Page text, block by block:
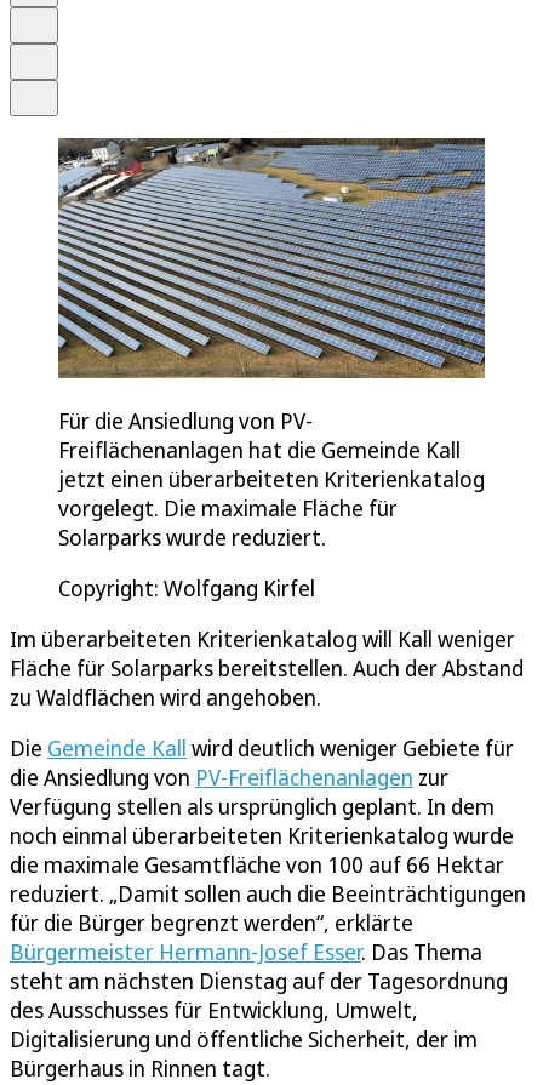
Für die Ansiedlung von PV-
Freiflächenanlagen hat die Gemeinde Kall
jetzt einen überarbeiteten Kriterienkatalog
vorgelegt. Die maximale Fläche für
Solarparks wurde reduziert.
Copyright: Wolfgang Kirfel
Im überarbeiteten Kriterienkatalog will Kall weniger
Fläche für Solarparks bereitstellen. Auch der Abstand
zu Waldflächen wird angehoben.
Die Gemeinde Kall wird deutlich weniger Gebiete für
die Ansiedlung von PV-Freiflächenanlagen zur
Verfügung stellen als ursprünglich geplant. In dem
noch einmal überarbeiteten Kriterienkatalog wurde
die maximale Gesamtfläche von 100 auf 66 Hektar
reduziert. „Damit sollen auch die Beeinträchtigungen
für die Bürger begrenzt werden“, erklärte
Bürgermeister Hermann-Josef Esser. Das Thema
steht am nächsten Dienstag auf der Tagesordnung
des Ausschusses für Entwicklung, Umwelt,
Digitalisierung und öffentliche Sicherheit, der im
Bürgerhaus in Rinnen tagt.